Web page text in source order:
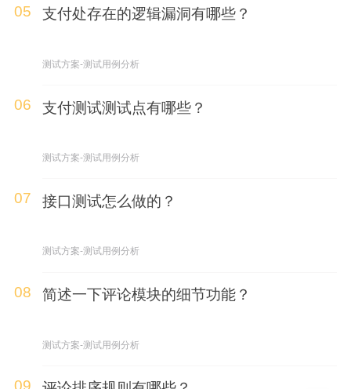
05 支付处存在的逻辑漏洞有哪些？
测试方案-测试用例分析
06 支付测试测试点有哪些？
测试方案-测试用例分析
07 接口测试怎么做的？
测试方案-测试用例分析
08 简述一下评论模块的细节功能？
测试方案-测试用例分析
09